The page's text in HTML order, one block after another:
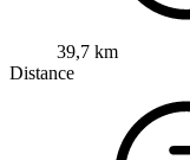
39,7 km
Distance